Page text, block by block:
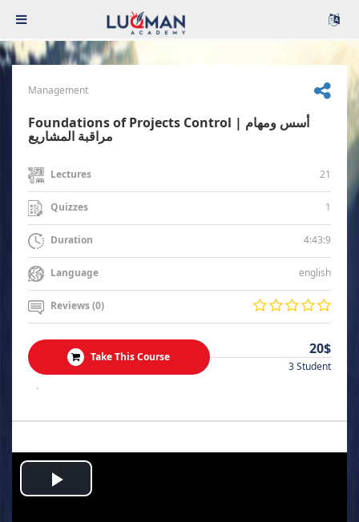
Management
Foundations of Projects Control | أسس ومهام
مراقبة المشاريع
Lectures 21
Quizzes 1
Duration 4:43:9
Language english
Reviews (0)
Take This Course 20$
3 Student
.
Play